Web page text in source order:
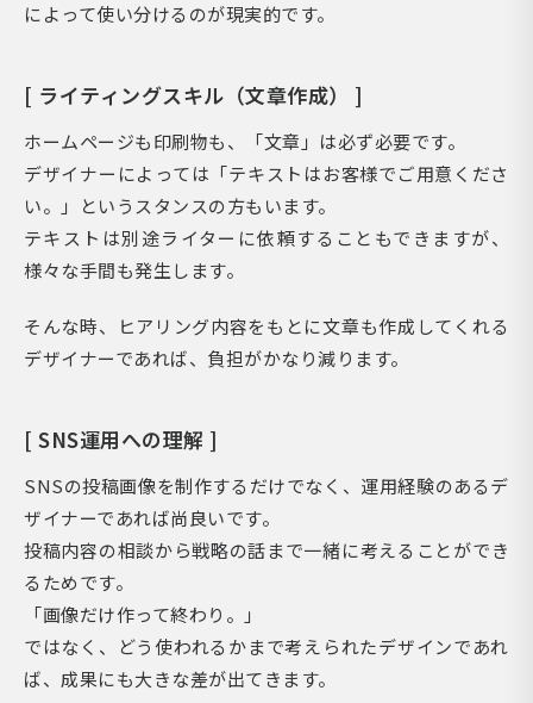
によって使い分けるのが現実的です。
[ ライティングスキル（文章作成） ]
ホームページも印刷物も、「文章」は必ず必要です。
デザイナーによっては「テキストはお客様でご用意くださ
い。」というスタンスの方もいます。
テキストは別途ライターに依頼することもできますが、
様々な手間も発生します。
そんな時、ヒアリング内容をもとに文章も作成してくれる
デザイナーであれば、負担がかなり減ります。
[ SNS運用への理解 ]
SNSの投稿画像を制作するだけでなく、運用経験のあるデ
ザイナーであれば尚良いです。
投稿内容の相談から戦略の話まで一緒に考えることができ
るためです。
「画像だけ作って終わり。」
ではなく、どう使われるかまで考えられたデザインであれ
ば、成果にも大きな差が出てきます。